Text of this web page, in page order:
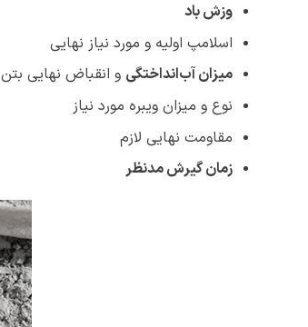
وزش باد
اسلامپ اولیه و مورد نیاز نهایی
میزان آب‌انداختگی و انقباض نهایی بتن
نوع و میزان ویبره مورد نیاز
مقاومت نهایی لازم
زمان گیرش مدنظر